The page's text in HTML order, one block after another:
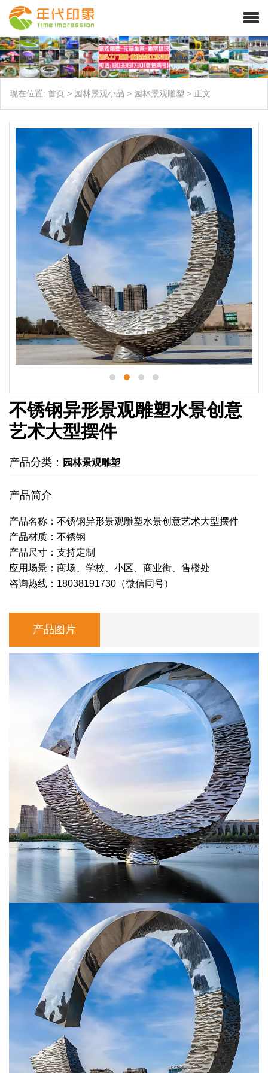
现在位置: 首页 > 园林景观小品 > 园林景观雕塑 > 正文
不锈钢异形景观雕塑水景创意
艺术大型摆件
产品分类： 园林景观雕塑
产品简介
产品名称：不锈钢异形景观雕塑水景创意艺术大型摆件
产品材质：不锈钢
产品尺寸：支持定制
应用场景：商场、学校、小区、商业街、售楼处
咨询热线：18038191730（微信同号）
产品图片